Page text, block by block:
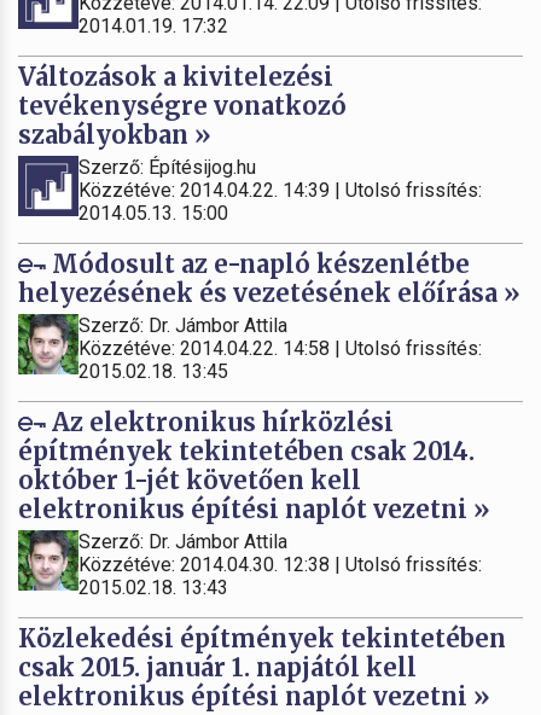
2014.01.19. 17:32
Változások a kivitelezési
tevékenységre vonatkozó
szabályokban »
Szerző: Építésijog.hu
Közzétéve: 2014.04.22. 14:39 | Utolsó frissítés:
2014.05.13. 15:00
Módosult az e-napló készenlétbe
helyezésének és vezetésének előírása »
Szerző: Dr. Jámbor Attila
Közzétéve: 2014.04.22. 14:58 | Utolsó frissítés:
2015.02.18. 13:45
Az elektronikus hírközlési
építmények tekintetében csak 2014.
október 1-jét követően kell
elektronikus építési naplót vezetni »
Szerző: Dr. Jámbor Attila
Közzétéve: 2014.04.30. 12:38 | Utolsó frissítés:
2015.02.18. 13:43
Közlekedési építmények tekintetében
csak 2015. január 1. napjától kell
elektronikus építési naplót vezetni »